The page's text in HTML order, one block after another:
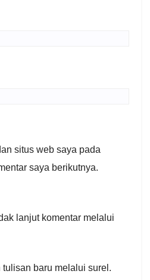
situs web saya pada
saya berikutnya.
lanjut komentar melalui
tulisan baru melalui surel.